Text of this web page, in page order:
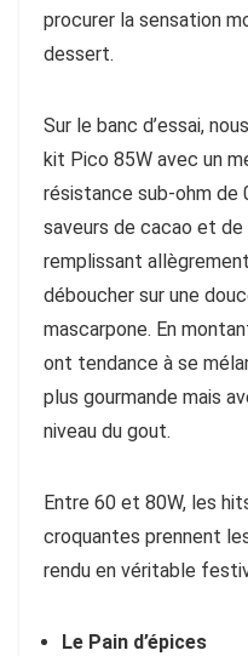
procurer la sensation
dessert.
Sur le banc d’essai,
kit Pico 85W avec un
résistance sub-ohm de
saveurs de cacao et
remplissant
déboucher sur une
mascarpone. En
ont tendance à se
plus gourmande mais
niveau du gout.
Entre 60 et 80W, les
croquantes prennent
rendu en véritable
Le Pain d’épices